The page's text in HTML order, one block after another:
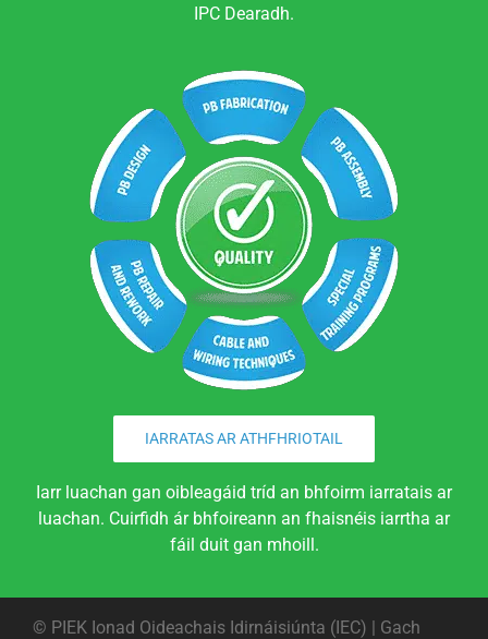
IPC Dearadh.
IARRATAS AR ATHFHRIOTAIL
Iarr luachan gan oibleagáid tríd an bhfoirm iarratais ar
luachan. Cuirfidh ár bhfoireann an fhaisnéis iarrtha ar
fáil duit gan mhoill.
© PIEK Ionad Oideachais Idirnáisiúnta (IEC) | Gach